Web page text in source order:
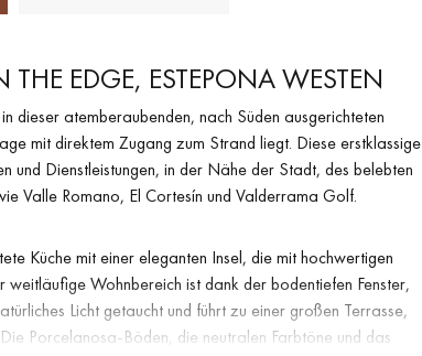
EDGE, ESTEPONA WESTEN
dieser atemberaubenden, nach Süden ausgerichteten
mit direktem Zugang zum Strand liegt. Diese erstklassige
und Dienstleistungen, in der Nähe der Stadt, des belebten
Valle Romano, El Cortesín und Valderrama Golf.
Küche mit einer eleganten Insel, die mit hochwertigen
Wohnbereich ist dank der bodentiefen Fenster,
Licht getaucht und führt zu einer großen Terrasse,
Porcelanosa-Böden, die neutralen Farbtöne und das